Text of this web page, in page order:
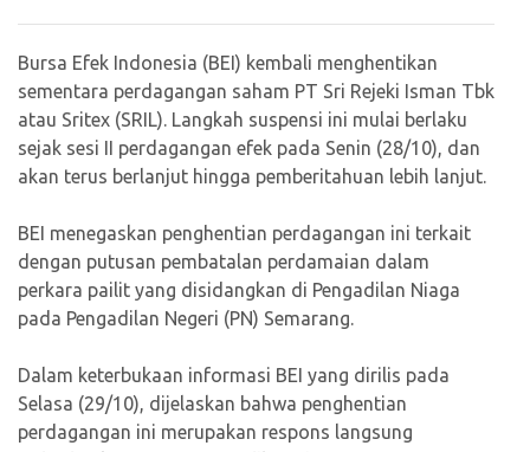
Bursa Efek Indonesia (BEI) kembali menghentikan
sementara perdagangan saham PT Sri Rejeki Isman Tbk
atau Sritex (SRIL). Langkah suspensi ini mulai berlaku
sejak sesi II perdagangan efek pada Senin (28/10), dan
akan terus berlanjut hingga pemberitahuan lebih lanjut.
BEI menegaskan penghentian perdagangan ini terkait
dengan putusan pembatalan perdamaian dalam
perkara pailit yang disidangkan di Pengadilan Niaga
pada Pengadilan Negeri (PN) Semarang.
Dalam keterbukaan informasi BEI yang dirilis pada
Selasa (29/10), dijelaskan bahwa penghentian
perdagangan ini merupakan respons langsung